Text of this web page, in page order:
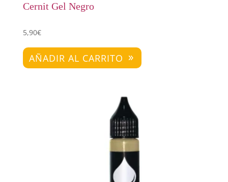
Cernit Gel Negro
5,90€
AÑADIR AL CARRITO